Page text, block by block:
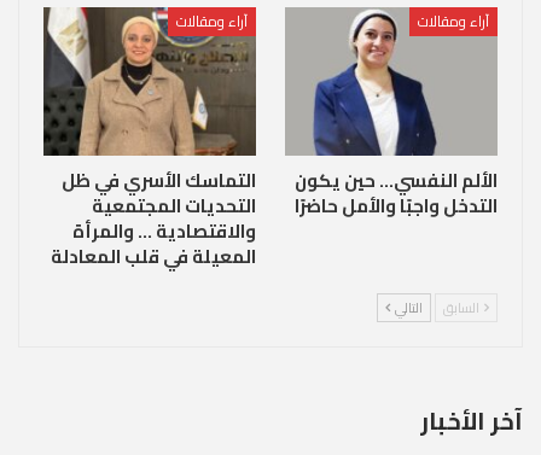
آراء ومقالات
الألم النفسي… حين يكون
التدخل واجبًا والأمل حاضرًا
آراء ومقالات
التماسك الأسري في ظل
التحديات المجتمعية
والاقتصادية … والمرأة
المعيلة في قلب المعادلة
السابق التالي
آخر الأخبار